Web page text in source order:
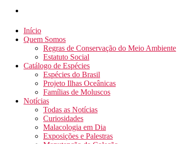
Início
Quem Somos
Regras de Conservação do Meio Ambiente
Estatuto Social
Catálogo de Espécies
Espécies do Brasil
Projeto Ilhas Oceânicas
Famílias de Moluscos
Notícias
Todas as Notícias
Curiosidades
Malacologia em Dia
Exposições e Palestras